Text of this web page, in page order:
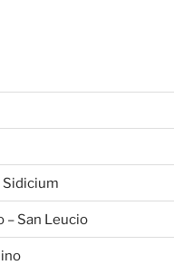
Sidicium
– San Leucio